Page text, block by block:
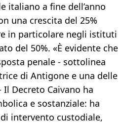
italiano a fine dell’anno
una crescita del 25%
in particolare negli istituti
del 50%. «È evidente che
penale - sottolinea
di Antigone e una delle
Decreto Caivano ha
e sostanziale: ha
intervento custodiale,